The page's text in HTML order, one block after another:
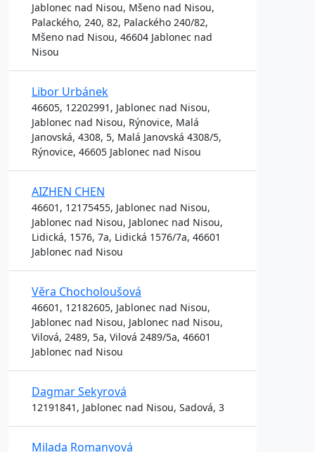
Jablonec nad Nisou, Mšeno nad Nisou,
Palackého, 240, 82, Palackého 240/82,
Mšeno nad Nisou, 46604 Jablonec nad
Nisou
Libor Urbánek
46605, 12202991, Jablonec nad Nisou,
Jablonec nad Nisou, Rýnovice, Malá
Janovská, 4308, 5, Malá Janovská 4308/5,
Rýnovice, 46605 Jablonec nad Nisou
AIZHEN CHEN
46601, 12175455, Jablonec nad Nisou,
Jablonec nad Nisou, Jablonec nad Nisou,
Lidická, 1576, 7a, Lidická 1576/7a, 46601
Jablonec nad Nisou
Věra Chocholoušová
46601, 12182605, Jablonec nad Nisou,
Jablonec nad Nisou, Jablonec nad Nisou,
Vilová, 2489, 5a, Vilová 2489/5a, 46601
Jablonec nad Nisou
Dagmar Sekyrová
12191841, Jablonec nad Nisou, Sadová, 3
Milada Romanyová